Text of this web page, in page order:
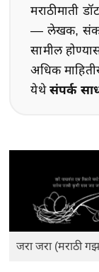
मराठीमाती
— लेखक,
सामील
अधिक
येथेसंपर्क
जरा जरा (मराठी